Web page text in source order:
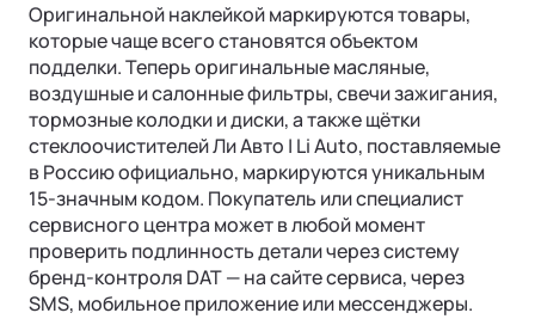
Оригинальной наклейкой маркируются товары,
которые чаще всего становятся объектом
подделки. Теперь оригинальные масляные,
воздушные и салонные фильтры, свечи зажигания,
тормозные колодки и диски, а также щётки
стеклоочистителей Ли Авто | Li Auto, поставляемые
в Россию официально, маркируются уникальным
15-значным кодом. Покупатель или специалист
сервисного центра может в любой момент
проверить подлинность детали через систему
бренд-контроля DAT — на сайте сервиса, через
SMS, мобильное приложение или мессенджеры.